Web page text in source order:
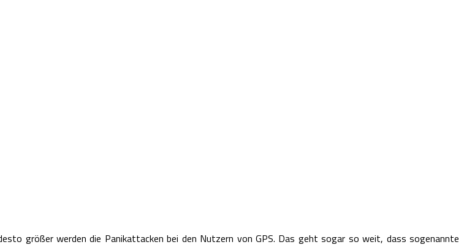
größer werden die Panikattacken bei den Nutzern von GPS. Das geht sogar so weit, dass sogenannte